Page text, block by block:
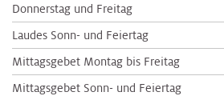
Donnerstag und Freitag
Laudes Sonn- und Feiertag
Mittagsgebet Montag bis Freitag
Mittagsgebet Sonn- und Feiertag